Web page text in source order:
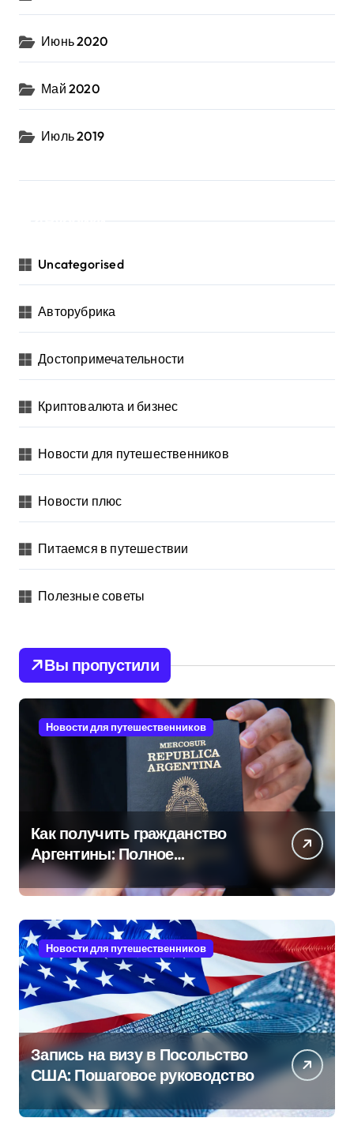
Июнь 2020
Май 2020
Июль 2019
Uncategorised
Авторубрика
Достопримечательности
Криптовалюта и бизнес
Новости для путешественников
Новости плюс
Питаемся в путешествии
Полезные советы
Вы пропустили
Новости для путешественников
Как получить гражданство
Аргентины: Полное
руководство
Новости для путешественников
Запись на визу в Посольство
США: Пошаговое руководство